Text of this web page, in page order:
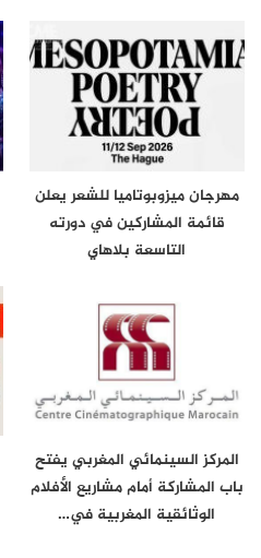
مهرجان ميزوبوتاميا للشعر يعلن
قائمة المشاركين في دورته
التاسعة بلاهاي
المركز السينمائي المغربي يفتح
باب المشاركة أمام مشاريع الأفلام
الوثائقية المغربية في…